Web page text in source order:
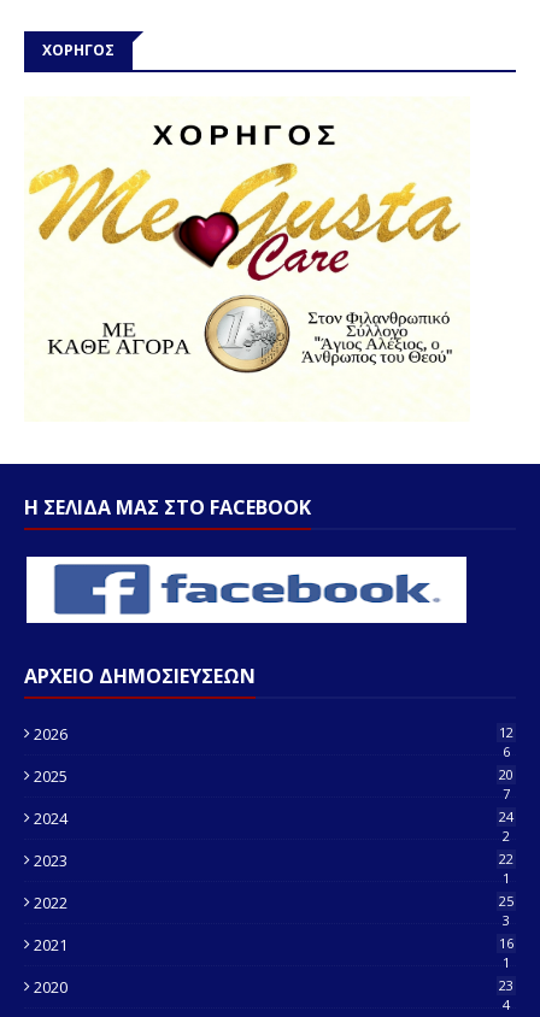
ΧΟΡΗΓΟΣ
Η ΣΕΛΙΔΑ ΜΑΣ ΣΤΟ FACEBOOK
ΑΡΧΕΙΟ ΔΗΜΟΣΙΕΥΣΕΩΝ
2026
12
6
2025
20
7
2024
24
2
2023
22
1
2022
25
3
2021
16
1
2020
23
4